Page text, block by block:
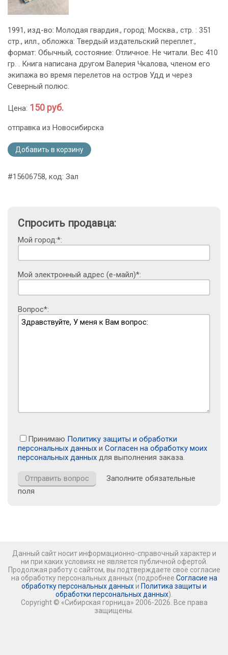
1991, изд-во: Молодая гвардия., город: Москва., стр. : 351
стр., илл., обложка: Твердый издательский переплет.,
формат: Обычный, состояние: Отличное. Не читали. Вес 410
гр. . Книга написана другом Валерия Чкалова, членом его
экипажа во время перелетов на остров Удд и через
Северный полюс.
Цена: 150 руб.
отправка из Новосибирска
Добавить в корзину
#15606758, код: Зал
Спросить продавца:
Мой город:*:
Мой электронный адрес (е-майл)*:
Вопрос*:
Принимаю Политику защиты и обработки
персональных данных и Согласен на обработку моих
персональных данных для выполнения заказа.
Заполните обязательные
поля
Данный сайт носит информационно-справочный характер и
ни при каких условиях не является публичной офертой.
Продолжая работу с сайтом, вы подтверждаете своё согласие
на обработку персональных данных (подробнее Согласие на
обработку персональных данных и Политика защиты и
обработки персональных данных).
Copyright © «Сибирская горница» 2006-2026. Все права
защищены.